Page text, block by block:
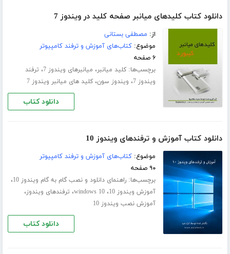
دانلود کتاب کلیدهای میانبر صفحه کلید در ویندوز 7
از: مصطفی بستانی
موضوع:کتاب‌های آموزش و ترفند کامپیوتر
۶ صفحه
برچسب‌ها:کلید میانبر، میانبرهای ویندوز 7 ، ترفند
ویندوز 7 ، ویندوز سون،کلید های میانبر ویندوز 7
دانلود کتاب
دانلود کتاب آموزش و ترفندهای ویندوز 10
موضوع:کتاب‌های آموزش و ترفند کامپیوتر
۹۰ صفحه
برچسب‌ها:راهنمای دانلود و نصب گام به گام ویندوز 10 ،
آموزش ویندوز 10 ،windows 10، ترفندهای ویندوز،
آموزش نصب ویندوز 10
دانلود کتاب